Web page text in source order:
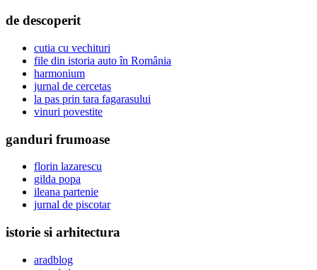
de descoperit
cutia cu vechituri
file din istoria auto în România
harmonium
jurnal de cercetas
la pas prin tara fagarasului
vinuri povestite
ganduri frumoase
florin lazarescu
gilda popa
ileana partenie
jurnal de piscotar
istorie si arhitectura
aradblog